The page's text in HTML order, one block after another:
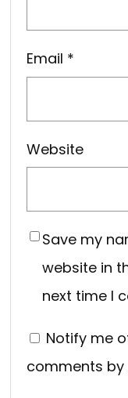
Email *
Website
Save my
website in
next time I
Notify me
comments by